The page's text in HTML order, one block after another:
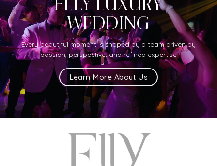
ELLY LUXURY
WEDDING
Every beautiful moment is shaped by a team driven by
passion, perspective, and refined expertise
Learn More About Us